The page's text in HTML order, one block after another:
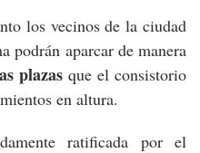
los vecinos de la ciudad
podrán aparcar de manera
plazasque el consistorio
en altura.
ratificada por el